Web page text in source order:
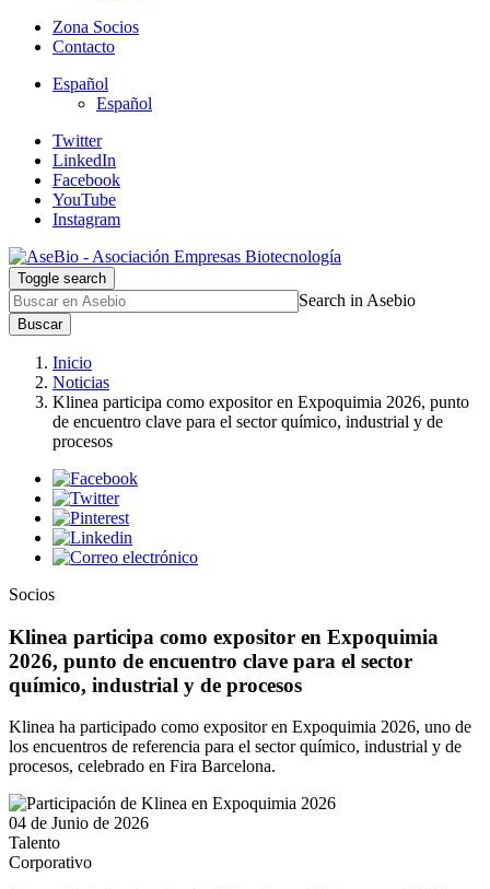
Zona Socios
Contacto
Español
Español
Twitter
LinkedIn
Facebook
YouTube
Instagram
Toggle search
Search in Asebio
Buscar
Inicio
Noticias
Klinea participa como expositor en Expoquimia 2026, punto
de encuentro clave para el sector químico, industrial y de
procesos
Socios
Klinea participa como expositor en Expoquimia
2026, punto de encuentro clave para el sector
químico, industrial y de procesos
Klinea ha participado como expositor en Expoquimia 2026, uno de
los encuentros de referencia para el sector químico, industrial y de
procesos, celebrado en Fira Barcelona.
04 de Junio de 2026
Talento
Corporativo